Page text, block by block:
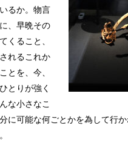
るか。物言
、早晩その
くること、
れるこれか
とを、今、
とりが強く
な小さなこ
に可能な何ごとかを為して行